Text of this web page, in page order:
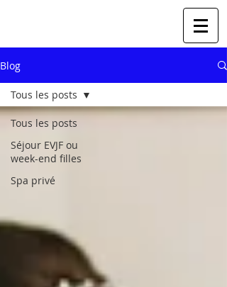
Blog
Tous les posts
Séjour EVJF ou
week-end filles
Spa privé
Tous les posts